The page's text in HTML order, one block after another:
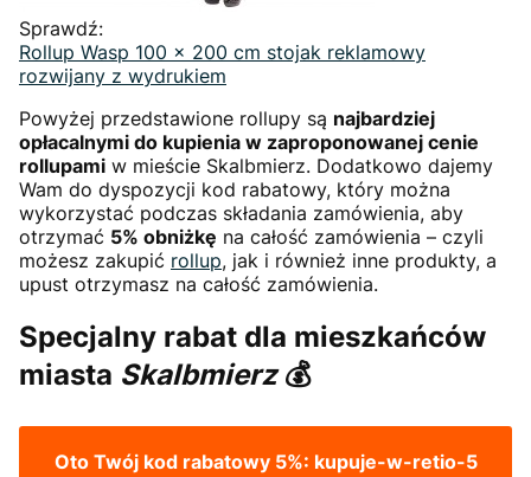
Sprawdź:
Rollup Wasp 100 x 200 cm stojak reklamowy
rozwijany z wydrukiem
Powyżej przedstawione rollupy są najbardziej
opłacalnymi do kupienia w zaproponowanej cenie
rollupami w mieście Skalbmierz. Dodatkowo dajemy
Wam do dyspozycji kod rabatowy, który można
wykorzystać podczas składania zamówienia, aby
otrzymać 5% obniżkę na całość zamówienia – czyli
możesz zakupić rollup, jak i również inne produkty, a
upust otrzymasz na całość zamówienia.
Specjalny rabat dla mieszkańców
miasta Skalbmierz💰
Oto Twój kod rabatowy 5%: kupuje-w-retio-5